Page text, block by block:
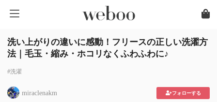
洗い上がりの違いに感動！フリースの正しい洗濯方
法｜毛玉・縮み・ホコリなくふわふわに♪
#洗濯
miraclenakm フォローする